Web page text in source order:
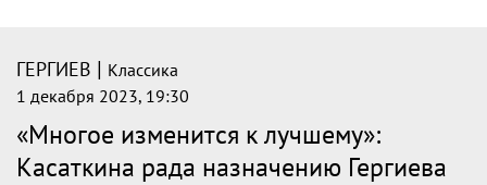
ГЕРГИЕВ | Классика
1 декабря 2023, 19:30
«Многое изменится к лучшему»:
Касаткина рада назначению Гергиева